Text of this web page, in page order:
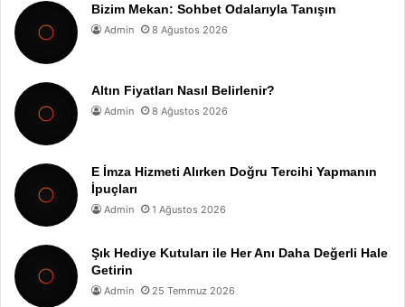
Bizim Mekan: Sohbet Odalarıyla Tanışın
Admin 8 Ağustos 2026
Altın Fiyatları Nasıl Belirlenir?
Admin 8 Ağustos 2026
E İmza Hizmeti Alırken Doğru Tercihi Yapmanın
İpuçları
Admin 1 Ağustos 2026
Şık Hediye Kutuları ile Her Anı Daha Değerli Hale
Getirin
Admin 25 Temmuz 2026